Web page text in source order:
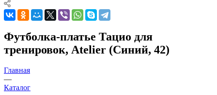
Футболка-платье Тацио для
тренировок, Atelier (Синий, 42)
Главная
—
Каталог